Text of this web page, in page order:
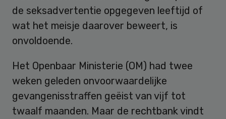
de seksadvertentie opgegeven leeftijd of
wat het meisje daarover beweert, is
onvoldoende.
Het Openbaar Ministerie (OM) had twee
weken geleden onvoorwaardelijke
gevangenisstraffen geëist van vijf tot
twaalf maanden. Maar de rechtbank vindt